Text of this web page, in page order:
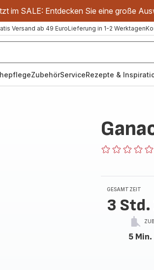
im SALE: Entdecken Sie eine große
Versand ab 49 EuroLieferung in 1-2 Werktagen
ZubehörServiceRezepte &
GESAMTZEIT
3
5 Min.